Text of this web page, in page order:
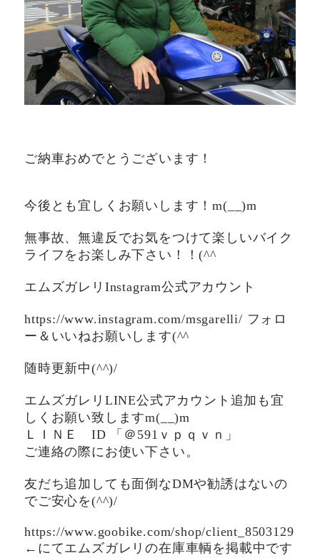
ご納車おめでとうございます！
今後とも宜しくお願いします！m(__)m
無事故、無違反でお気をつけて楽しいバイク
ライフをお楽しみ下さい！！(^^ゞ
エムズガレリInstagram公式アカウント
https://www.instagram.com/msgarelli/ フォロ
ー＆いいねお願いします(^^ゞ
随時更新中(^^)/
エムズガレリLINE公式アカウント追加も宜
しくお願い致しますm(__)m
ＬＩＮＥ ID 「＠591ｖｐｑｖｎ」
ご連絡の際にお使い下さい。
友だち追加しても面倒なDMや勧誘はないの
でご安心を(^^)/
https://www.goobike.com/shop/client_8503129
←にてエムズガレリの在庫車輌を掲載中です